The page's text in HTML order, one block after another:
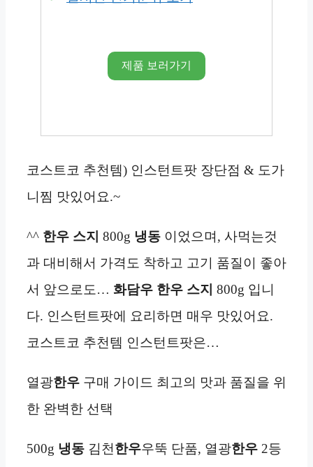
제품 보러가기
코스트코 추천템) 인스턴트팟 장단점 & 도가
니찜 맛있어요.~
^^ 한우 스지 800g 냉동 이었으며, 사먹는것
과 대비해서 가격도 착하고 고기 품질이 좋아
서 앞으로도… 화담우 한우 스지 800g 입니
다. 인스턴트팟에 요리하면 매우 맛있어요.
코스트코 추천템 인스턴트팟은…
열광한우 구매 가이드 최고의 맛과 품질을 위
한 완벽한 선택
500g 냉동 김천한우우뚝 단품, 열광한우 2등